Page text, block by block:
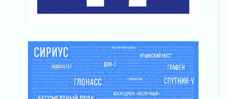
Новая площадка: 2027
Часть медиков в Ленобласти сможет
рассчитывать на доплату от региона
03 августа 2026
За сутки в Ленинградской области
ликвидировали 10 пожаров
03 августа 2026